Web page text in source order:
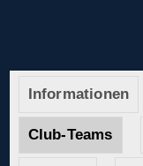
Informationen
Club-Teams